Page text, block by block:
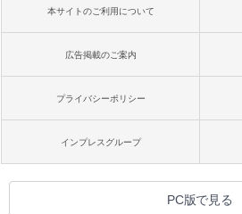
本サイトのご利用について
広告掲載のご案内
プライバシーポリシー
インプレスグループ
PC版で見る